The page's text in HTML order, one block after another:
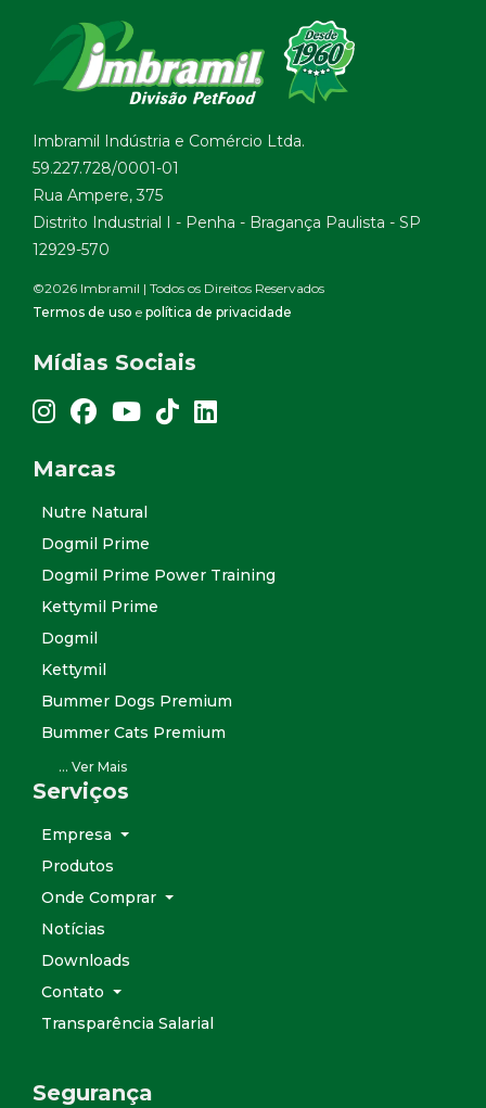
Imbramil Indústria e Comércio Ltda.
59.227.728/0001-01
Rua Ampere, 375
Distrito Industrial I - Penha - Bragança Paulista - SP
12929-570
©2026 Imbramil | Todos os Direitos Reservados
Termos de uso e política de privacidade
Mídias Sociais
Link para instagram
Link para facebook
Link para youtube
Link para tiktok
Link para linkedin
Marcas
Nutre Natural
Dogmil Prime
Dogmil Prime Power Training
Kettymil Prime
Dogmil
Kettymil
Bummer Dogs Premium
Bummer Cats Premium
Flopper Chips Premium
Speed Dog+
AcquaMil
Horsemil
Aves e Coelhos
Buddy
Buddy Miau
... Ver Mais
Serviços
Empresa
Produtos
Onde Comprar
Notícias
Downloads
Contato
Transparência Salarial
Segurança